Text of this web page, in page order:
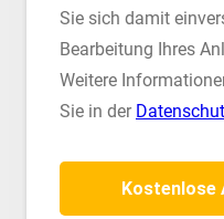
Sie sich damit
Bearbeitung Ihres
Weitere
Sie in der